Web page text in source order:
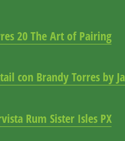
20 The Art of Pairing
con Brandy Torres by
Rum Sister Isles PX